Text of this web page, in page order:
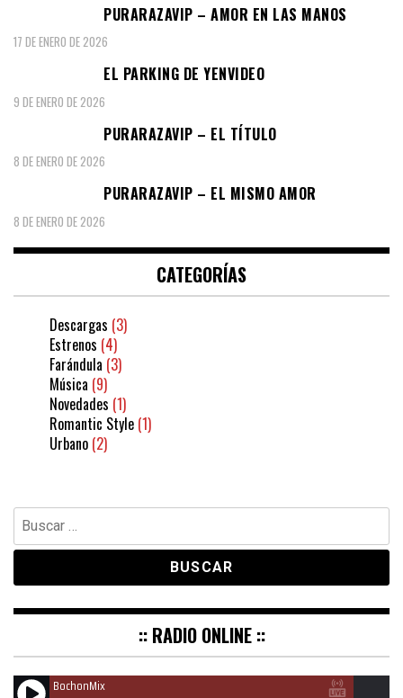
PURARAZAVIP – AMOR EN LAS MANOS
17 DE ENERO DE 2026
EL PARKING DE YENVIDEO
9 DE ENERO DE 2026
PURARAZAVIP – EL TÍTULO
8 DE ENERO DE 2026
PURARAZAVIP – EL MISMO AMOR
8 DE ENERO DE 2026
CATEGORÍAS
Descargas (3)
Estrenos (4)
Farándula (3)
Música (9)
Novedades (1)
Romantic Style (1)
Urbano (2)
Buscar:
:: RADIO ONLINE ::
BochonMix